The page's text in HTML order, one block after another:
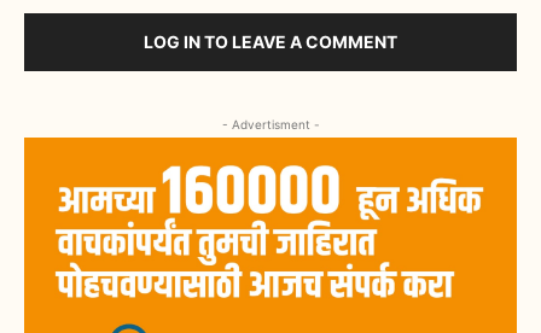
LOG IN TO LEAVE A COMMENT
- Advertisment -